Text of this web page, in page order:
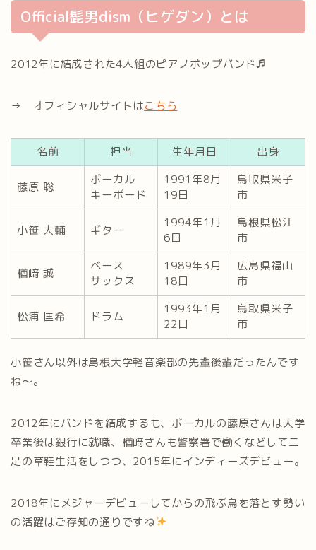
Official髭男dism（ヒゲダン）とは
2012年に結成された4人組のピアノポップバンド♬
→ オフィシャルサイトはこちら
名前 担当 生年月日 出身
藤原 聡
ボーカル
キーボード
1991年8月
19日
鳥取県米子
市
小笹 大輔 ギター
1994年1月
6日
島根県松江
市
楢﨑 誠
ベース
サックス
1989年3月
18日
広島県福山
市
松浦 匡希 ドラム
1993年1月
22日
鳥取県米子
市
小笹さん以外は島根大学軽音楽部の先輩後輩だったんです
ね～。
2012年にバンドを結成するも、ボーカルの藤原さんは大学
卒業後は銀行に就職、楢﨑さんも警察署で働くなどして二
足の草鞋生活をしつつ、2015年にインディーズデビュー。
2018年にメジャーデビューしてからの飛ぶ鳥を落とす勢い
の活躍はご存知の通りですね